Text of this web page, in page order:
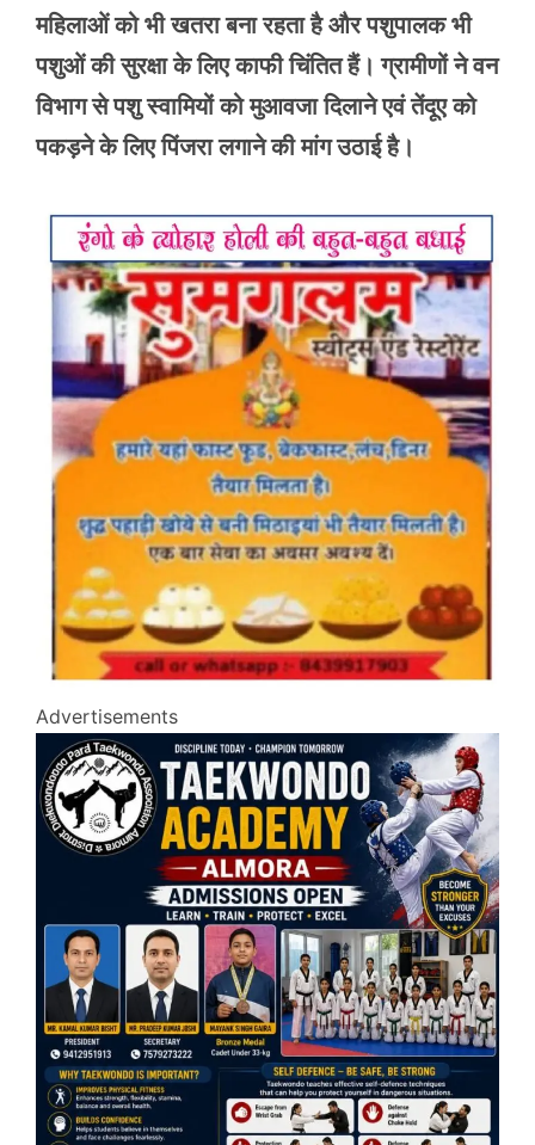
महिलाओं को भी खतरा बना रहता है और पशुपालक भी
पशुओं की सुरक्षा के लिए काफी चिंतित हैं। ग्रामीणों ने वन
विभाग से पशु स्वामियों को मुआवजा दिलाने एवं तेंदूए को
पकड़ने के लिए पिंजरा लगाने की मांग उठाई है।
Advertisements